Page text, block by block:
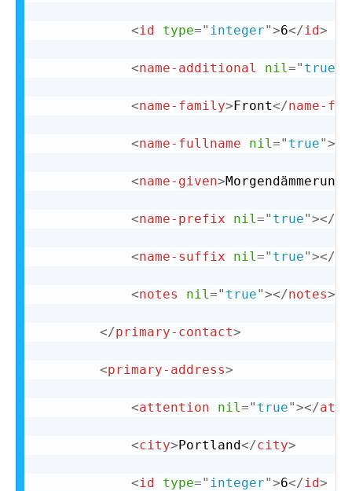
<id type=" integer">6</id>
<name-additional nil=" true
<name-family>Front</name-
<name-fullname nil=" true">
<name-given>Morgendämmerung
<name-prefix nil=" true"></
<name-suffix nil=" true"></
<notes nil=" true"></notes>
</primary-contact>
<primary-address>
<attention nil=" true"></
<city>Portland</city>
<id type=" integer">6</id>